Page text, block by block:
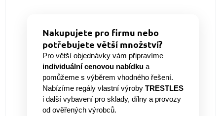
Nakupujete pro firmu nebo
potřebujete větší množství?
Pro větší objednávky vám připravíme
individuální cenovou nabídku a
pomůžeme s výběrem vhodného řešení.
Nabízíme regály vlastní výroby TRESTLES
i další vybavení pro sklady, dílny a provozy
od ověřených výrobců.